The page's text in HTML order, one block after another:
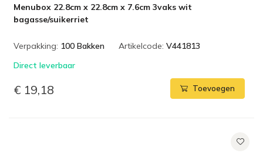
Menubox 22.8cm x 22.8cm x 7.6cm 3vaks wit
bagasse/suikerriet
Verpakking: 100 Bakken Artikelcode: V441813
Direct leverbaar
€ 19,18 Toevoegen